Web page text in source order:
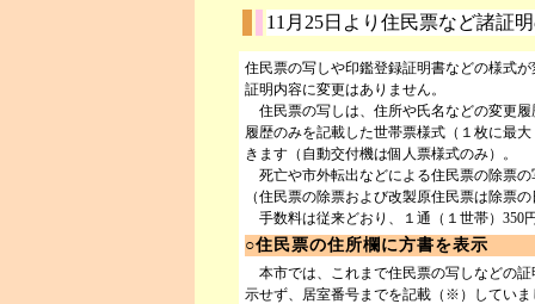
11月25日より住民票など諸証
住民票の写しや印鑑登録証明書などの様式
証明内容に変更はありません。
住民票の写しは、住所や氏名などの変更
履歴のみを記載した世帯票様式（１枚に最
きます（自動交付機は個人票様式のみ）。
死亡や市外転出などによる住民票の除票
（住民票の除票および改製原住民票は除票
手数料は従来どおり、１通（１世帯）350
○住民票の住所欄に方書を表示
本市では、これまで住民票の写しなどの
示せず、居室番号までを記載（※）してい